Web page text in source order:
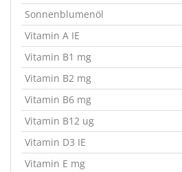
Sonnenblumenöl
Vitamin A IE
Vitamin B1 mg
Vitamin B2 mg
Vitamin B6 mg
Vitamin B12 ug
Vitamin D3 IE
Vitamin E mg